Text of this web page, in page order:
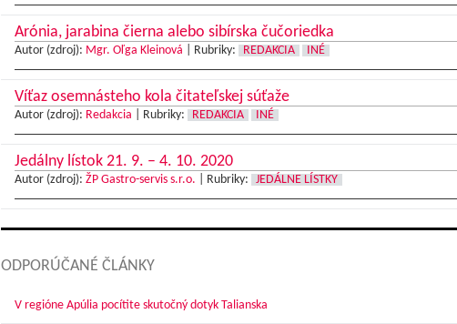
Arónia, jarabina čierna alebo sibírska čučoriedka
Autor (zdroj): Mgr. Oľga Kleinová Rubriky: REDAKCIA INÉ
Víťaz osemnásteho kola čitateľskej súťaže
Autor (zdroj): Redakcia Rubriky: REDAKCIA INÉ
Jedálny lístok 21. 9. – 4. 10. 2020
Autor (zdroj): ŽP Gastro-servis s.r.o. Rubriky: JEDÁLNE LÍSTKY
ODPORÚČANÉ ČLÁNKY
V regióne Apúlia pocítite skutočný dotyk Talianska